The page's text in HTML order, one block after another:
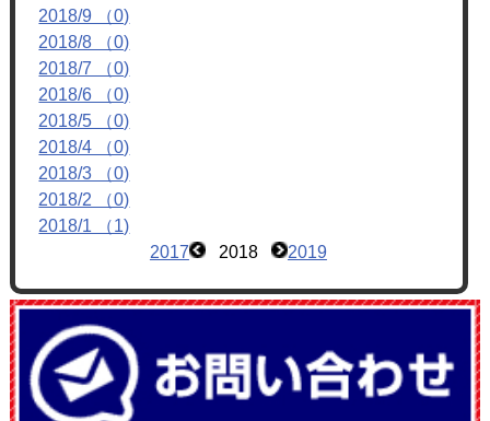
2018/9 （0)
2018/8 （0)
2018/7 （0)
2018/6 （0)
2018/5 （0)
2018/4 （0)
2018/3 （0)
2018/2 （0)
2018/1 （1)
2017
2018 2019